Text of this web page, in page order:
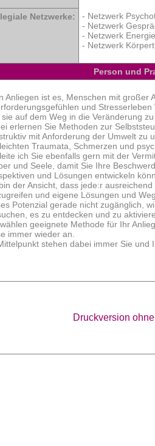
Netzwerke:
- Netzwerk
- Netzwerk
- Netzwerk
- Netzwerk
Person und
Anliegen ist es, Menschen mit großer
und
auf dem Weg in die Veränderung zu
erlernen Sie Methoden zur
mit Anforderung der Umwelt zu
Traumata, Schmerzen und
ich Sie ebenfalls gern mit der
und Seele, damit Sie Ihre
und Lösungen entwickeln
der Ansicht, dass jede:r
und eigene Lösungen und
Potenzial gerade nicht zugänglich,
es zu entdecken und zu
geeignete Methode für Ihr
immer wieder an.
stehen dabei immer Sie und
Druckversion